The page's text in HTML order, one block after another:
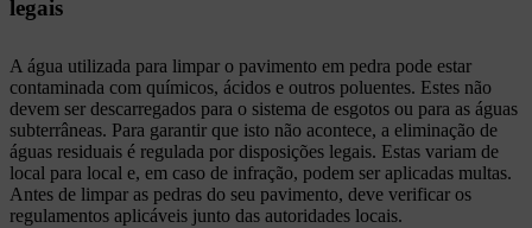
legais
A água utilizada para limpar o pavimento em pedra pode estar
contaminada com químicos, ácidos e outros poluentes. Estes não
devem ser descarregados para o sistema de esgotos ou para as águas
subterrâneas. Para garantir que isto não acontece, a eliminação de
águas residuais é regulada por disposições legais. Estas variam de
local para local e, em caso de infração, podem ser aplicadas multas.
Antes de limpar as pedras do seu pavimento, deve verificar os
regulamentos aplicáveis junto das autoridades locais.